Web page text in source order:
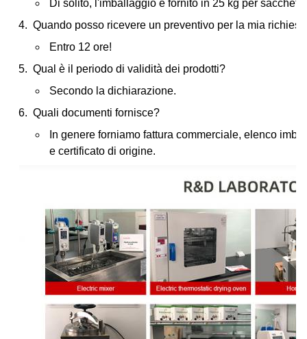
Di solito, l'imballaggio è fornito in 25 kg per
Quando posso ricevere un preventivo per la mia
Entro 12 ore!
Qual è il periodo di validità dei prodotti?
Secondo la dichiarazione.
Quali documenti fornisce?
In genere forniamo fattura commerciale, elenco
e certificato di origine.